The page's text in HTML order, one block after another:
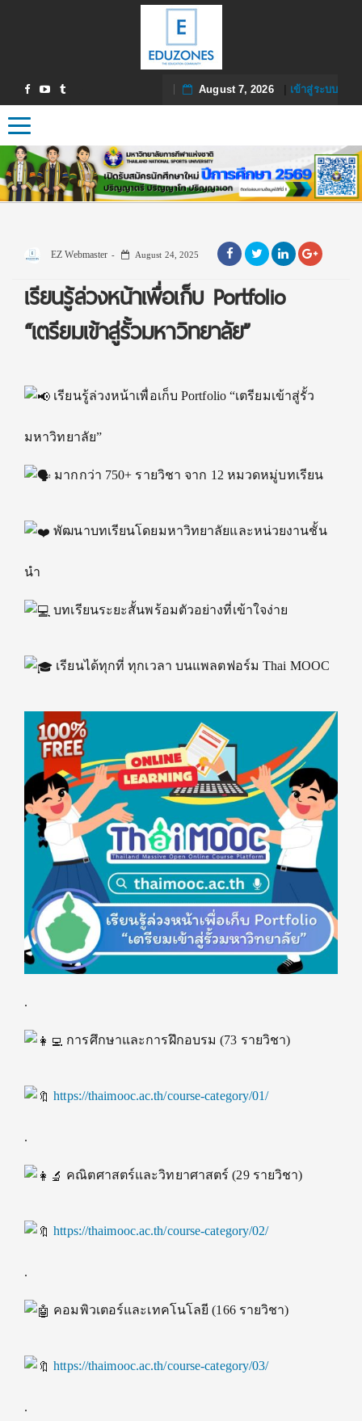
August 7, 2026| เข้าสู่ระบบ
Toggle navigation
EZ Webmaster August 24, 2025
เรียนรู้ล่วงหน้าเพื่อเก็บ Portfolio
“เตรียมเข้าสู่รั้วมหาวิทยาลัย”
เรียนรู้ล่วงหน้าเพื่อเก็บ Portfolio “เตรียมเข้าสู่รั้ว
มหาวิทยาลัย”
มากกว่า 750+ รายวิชา จาก 12 หมวดหมู่บทเรียน
พัฒนาบทเรียนโดยมหาวิทยาลัยและหน่วยงานชั้น
นำ
บทเรียนระยะสั้นพร้อมตัวอย่างที่เข้าใจง่าย
เรียนได้ทุกที่ ทุกเวลา บนแพลตฟอร์ม Thai MOOC
.
การศึกษาและการฝึกอบรม (73 รายวิชา)
https://thaimooc.ac.th/course-category/01/
.
คณิตศาสตร์และวิทยาศาสตร์ (29 รายวิชา)
https://thaimooc.ac.th/course-category/02/
.
คอมพิวเตอร์และเทคโนโลยี (166 รายวิชา)
https://thaimooc.ac.th/course-category/03/
.